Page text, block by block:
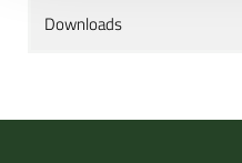
Downloads